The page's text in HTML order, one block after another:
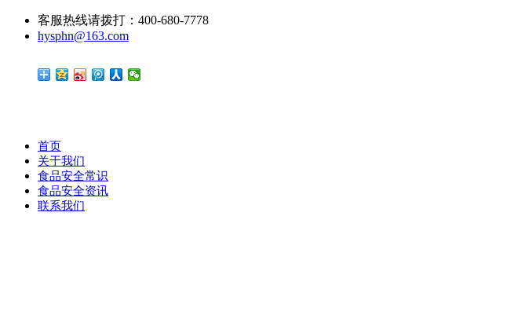
客服热线请拨打：400-680-7778
hysphn@163.com
首页
关于我们
食品安全常识
食品安全资讯
联系我们